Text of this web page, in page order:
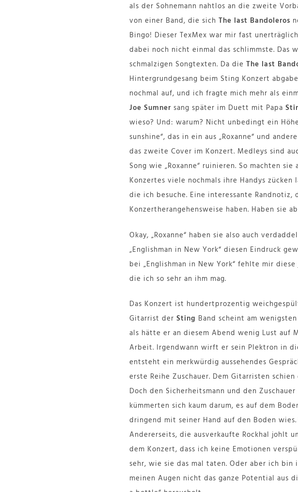
als der Sohnemann nahtlos an die zweite
von einer Band, die sich The last Bandoleros
Bingo! Dieser TexMex war mir fast
dabei noch nicht einmal das schlimmste. Das
schmalzigen Songtexten. Da die The last
Hintergrundgesang beim Sting Konzert
nochmal auf, und ich fragte mich mehr als
Joe Sumner sang später im Duett mit Papa
wieso? Und: warum? Nicht unbedingt ein
sunshine“, das in ein aus „Roxanne“ und
das zweite Cover im Konzert. Medleys sind
Song wie „Roxanne“ ruinieren. So machten
Konzertes viele nochmals ihre Handys
die ich besuche. Eine interessante
Konzertherangehensweise haben. Haben sie
Okay, „Roxanne“ haben sie also auch
„Englishman in New York“ diesen Eindruck
bei „Englishman in New York“ fehlte mir
die ich so sehr an ihm mag.
Das Konzert ist hundertprozentig
Gitarrist der Sting Band scheint am
als hätte er an diesem Abend wenig Lust
Arbeit. Irgendwann wirft er sein Plektron in
entsteht ein merkwürdig aussehendes
erste Reihe Zuschauer. Dem Gitarristen
Doch den Sicherheitsmann und den
kümmerten sich kaum darum, es auf dem
dringend mit seiner Hand auf den Boden
Andererseits, die ausverkaufte Rockhal johlt
dem Konzert, dass ich keine Emotionen
sehr, wie sie das mal taten. Oder aber ich
meinen Augen nicht das ganze Potential aus